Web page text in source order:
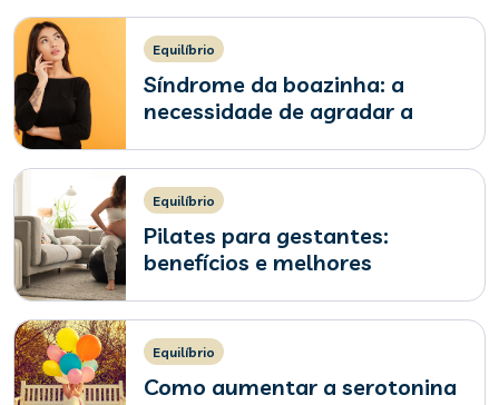
Equilíbrio
Síndrome da boazinha: a
necessidade de agradar a
Equilíbrio
Pilates para gestantes:
benefícios e melhores
Equilíbrio
Como aumentar a serotonina